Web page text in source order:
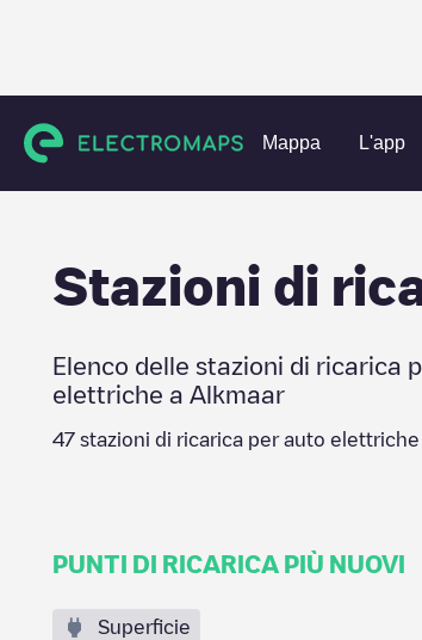
Mappa L'app
Charging stations Paesi Bassi Alkmaar
Stazioni di
Elenco delle stazioni di ricarica
elettriche a Alkmaar
47 stazioni di ricarica per auto elettriche
PUNTI DI RICARICA PIÙ NUOVI
Superficie